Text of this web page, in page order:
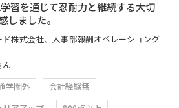
学習を通じて忍耐力と継続する大切
しました。
ド株式会社、人事部報酬オペレーショング
ん
学圏外
会計経験無